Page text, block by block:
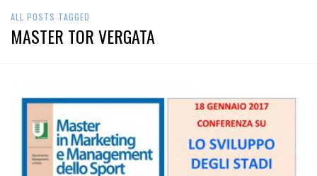
ALL POSTS TAGGED
MASTER TOR VERGATA